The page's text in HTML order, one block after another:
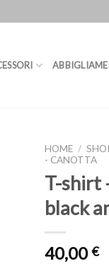
HOME /
- CANOTTA
T-shirt
black
40,00€